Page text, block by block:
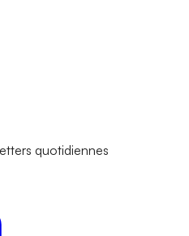
quotidiennes